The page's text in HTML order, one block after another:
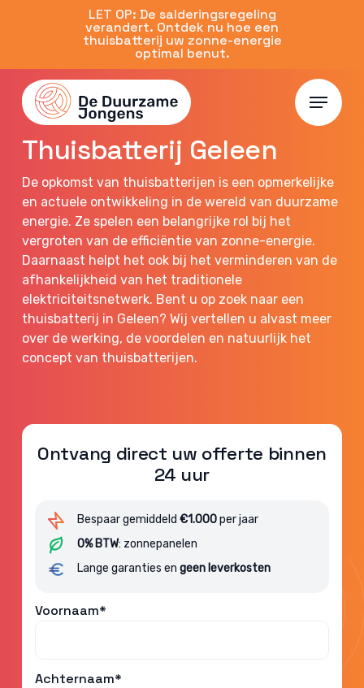
content
LET OP: De salderingsregeling
verandert. Ontdek nu hoe een
thuisbatterij uw zonne-energie
optimal benut.
Menu
Limburg
Thuisbatterij Geleen
De opkomst van thuisbatterijen is een opmerkelijke
en actuele ontwikkeling in de wereld van duurzame
energie. Ze spelen een belangrijke rol bij het
vergroten van de efficiëntie van zonne-energie.
Daarnaast helpt het ook bij het verminderen van de
afhankelijkheid van het traditionele
elektriciteitsnetwerk. Bent u op zoek naar een
thuisbatterij in Geleen? Wij vertellen u alvast meer
over de werking, de voordelen en natuurlijk het
concept van thuisbatterijen.
Ontvang direct uw offerte binnen
24 uur
Bespaar gemiddeld€1.000per jaar
0% BTW: zonnepanelen
Lange garanties engeen leverkosten
Voornaam*
Achternaam*